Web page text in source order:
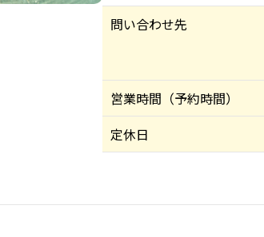
問い合わせ先
営業時間（予約時間）
定休日